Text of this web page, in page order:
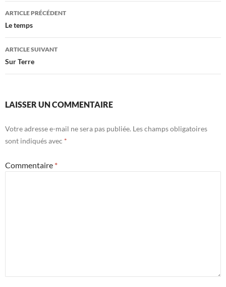
Navigation
des
articles
ARTICLE PRÉCÉDENT
Le temps
ARTICLE SUIVANT
Sur Terre
LAISSER UN COMMENTAIRE
Votre adresse e-mail ne sera pas publiée. Les champs obligatoires
sont indiqués avec *
Commentaire *